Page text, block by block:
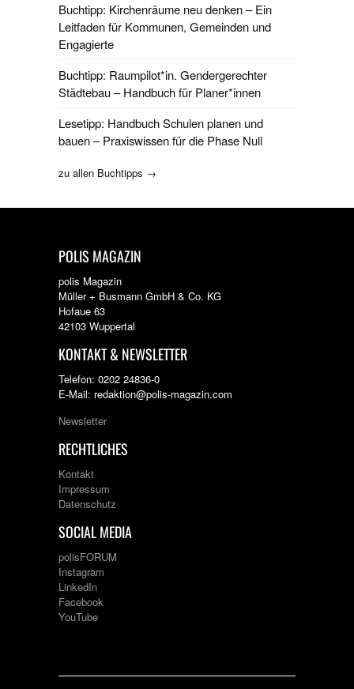
Buchtipp: Kirchenräume neu denken – Ein
Leitfaden für Kommunen, Gemeinden und
Engagierte
Buchtipp: Raumpilot*in. Gendergerechter
Städtebau – Handbuch für Planer*innen
Lesetipp: Handbuch Schulen planen und
bauen – Praxiswissen für die Phase Null
zu allen Buchtipps →
POLIS MAGAZIN
polis Magazin
Müller + Busmann GmbH & Co. KG
Hofaue 63
42103 Wuppertal
KONTAKT & NEWSLETTER
Telefon: 0202 24836-0
E-Mail: redaktion@polis-magazin.com
Newsletter
RECHTLICHES
Kontakt
Impressum
Datenschutz
SOCIAL MEDIA
polisFORUM
Instagram
LinkedIn
Facebook
YouTube